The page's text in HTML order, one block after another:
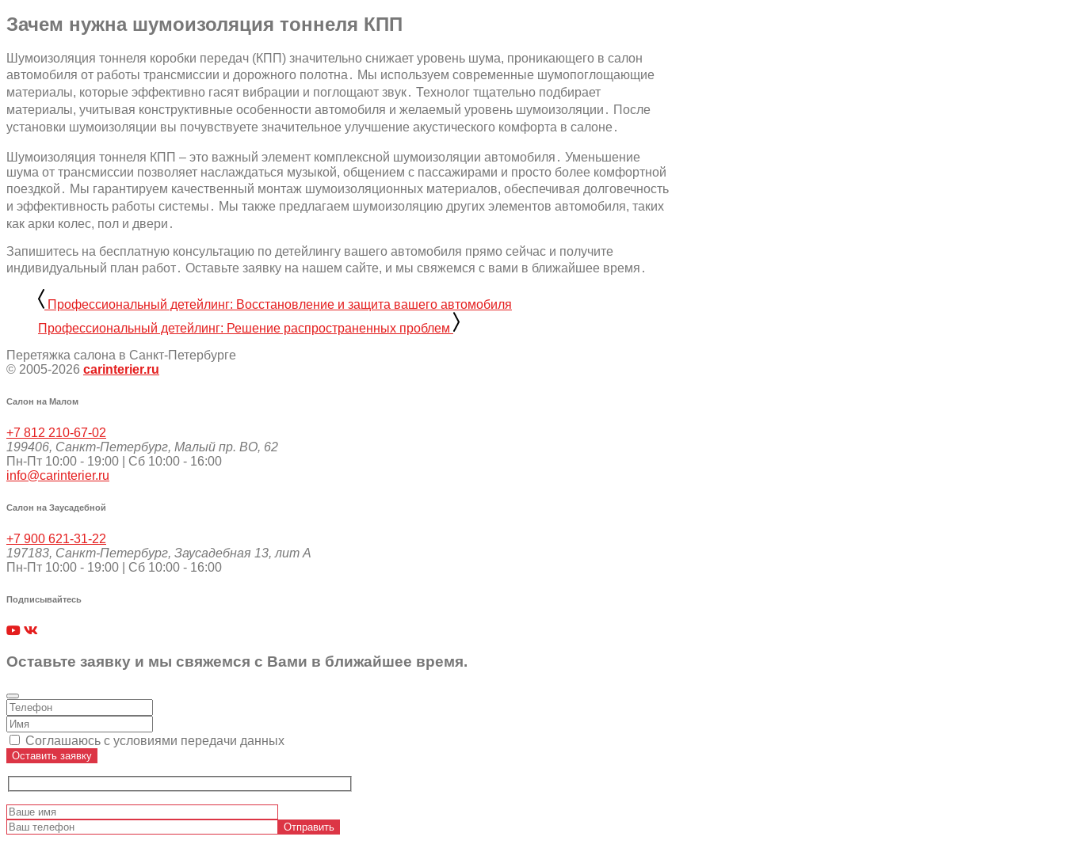
Зачем нужна шумоизоляция тоннеля КПП
Шумоизоляция тоннеля коробки передач (КПП) значительно снижает уровень шума, проникающего в салон
автомобиля от работы трансмиссии и дорожного полотна․ Мы используем современные шумопоглощающие
материалы, которые эффективно гасят вибрации и поглощают звук․ Технолог тщательно подбирает
материалы, учитывая конструктивные особенности автомобиля и желаемый уровень шумоизоляции․ После
установки шумоизоляции вы почувствуете значительное улучшение акустического комфорта в салоне․
Шумоизоляция тоннеля КПП – это важный элемент комплексной шумоизоляции автомобиля․ Уменьшение
шума от трансмиссии позволяет наслаждаться музыкой, общением с пассажирами и просто более комфортной
поездкой․ Мы гарантируем качественный монтаж шумоизоляционных материалов, обеспечивая долговечность
и эффективность работы системы․ Мы также предлагаем шумоизоляцию других элементов автомобиля, таких
как арки колес, пол и двери․
Запишитесь на бесплатную консультацию по детейлингу вашего автомобиля прямо сейчас и получите
индивидуальный план работ․ Оставьте заявку на нашем сайте, и мы свяжемся с вами в ближайшее время․
Профессиональный детейлинг: Восстановление и защита вашего автомобиля
Профессиональный детейлинг: Решение распространенных проблем
Перетяжка салона в Санкт-Петербурге
© 2005-2026 carinterier.ru
Салон на Малом
+7 812 210-67-02
199406, Санкт-Петербург, Малый пр. ВО, 62
Пн-Пт 10:00 - 19:00 | Сб 10:00 - 16:00
info@carinterier.ru
Салон на Заусадебной
+7 900 621-31-22
197183, Санкт-Петербург, Заусадебная 13, лит А
Пн-Пт 10:00 - 19:00 | Сб 10:00 - 16:00
Подписывайтесь
Оставьте заявку и мы свяжемся с Вами в ближайшее время.
Соглашаюсь с условиями передачи данных
Оставить заявку